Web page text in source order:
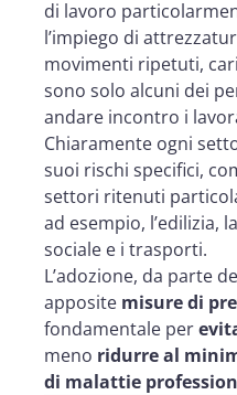
di lavoro
l’impiego di
movimenti ripetuti,
sono solo alcuni dei
andare incontro i
Chiaramente ogni
suoi rischi specifici,
settori ritenuti
ad esempio, l’edilizia,
sociale e i trasporti.
L’adozione, da parte
apposite misure di
fondamentale per
meno ridurre al
di malattie